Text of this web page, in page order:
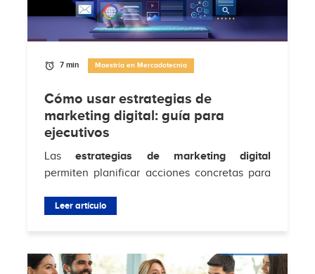
7 min Maestría en Mercadotecnia
Cómo usar estrategias de
marketing digital: guía para
ejecutivos
Lasestrategias de marketing digital
permiten planificar acciones concretas para
fortalecer la relación con la audiencia en...
Leer artículo